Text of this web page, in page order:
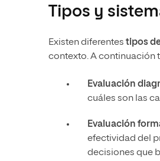
Tipos y
Existen diferentes tipos
contexto. A continuación
Evaluación
cuáles son las
Evaluación
efectividad del
decisiones que